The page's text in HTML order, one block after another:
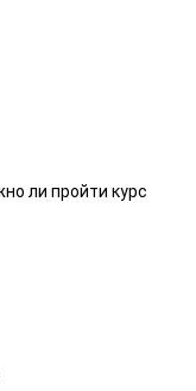
ли пройти курс